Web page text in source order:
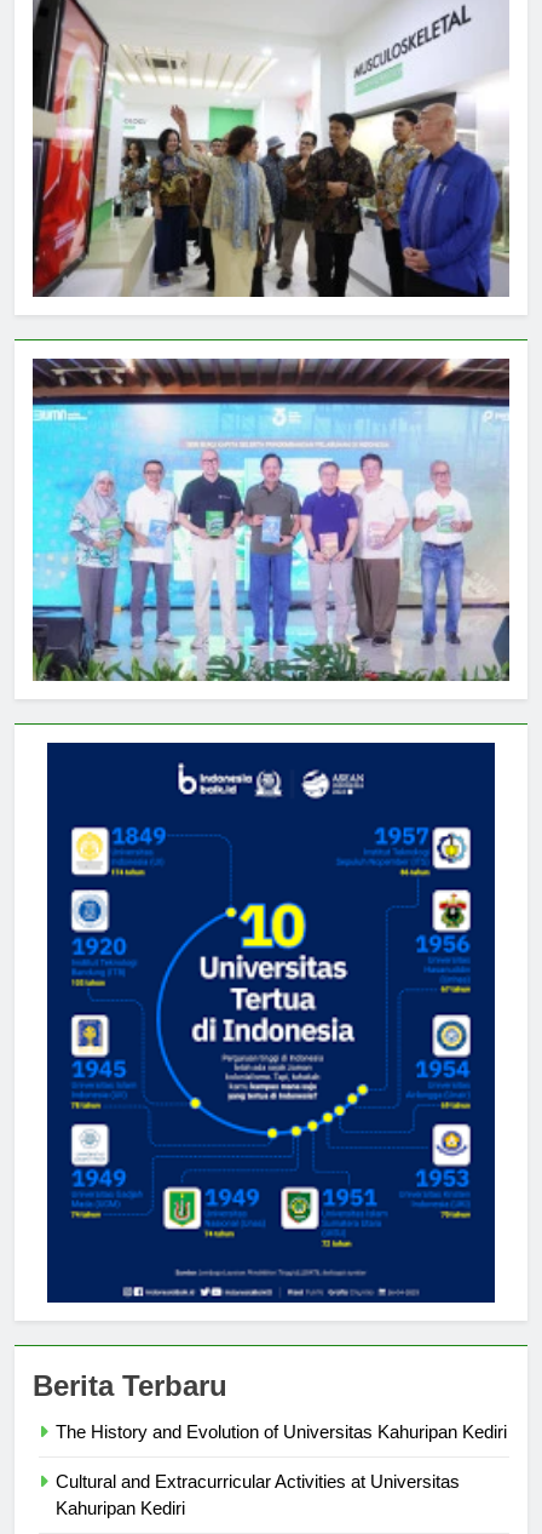
Cultural and Extracurricular Activities at Universitas